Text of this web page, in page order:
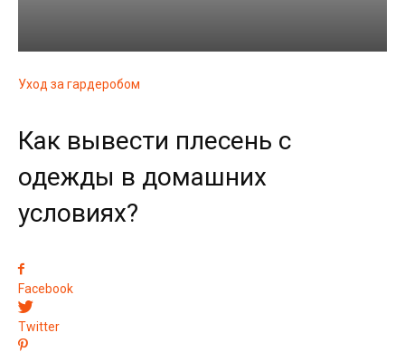
Уход за гардеробом
Как вывести плесень с
одежды в домашних
условиях?
Facebook
Twitter